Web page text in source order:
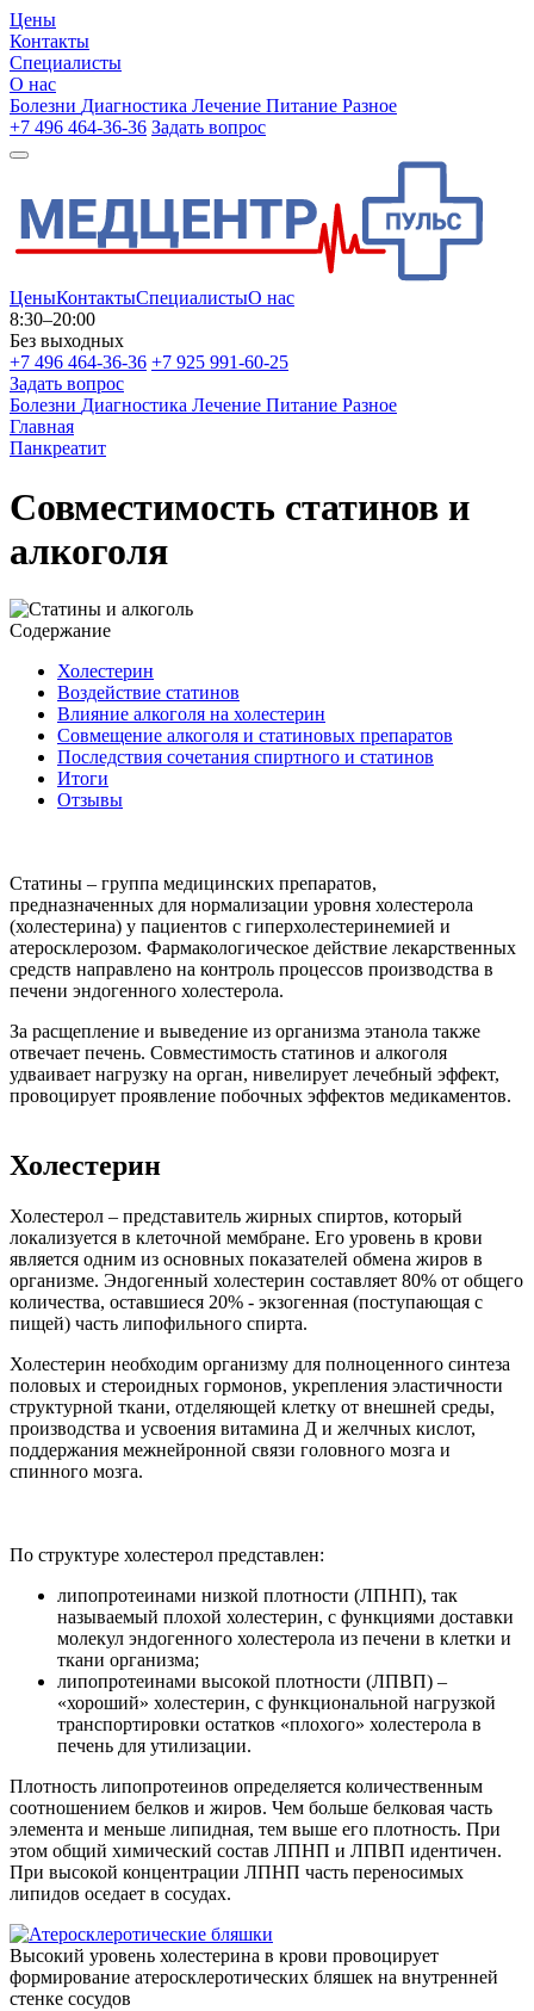
Цены
Контакты
Специалисты
О нас
Болезни Диагностика Лечение Питание Разное
+7 496 464-36-36 Задать вопрос
ЦеныКонтактыСпециалистыО нас
8:30–20:00
Без выходных
+7 496 464-36-36 +7 925 991-60-25
Задать вопрос
Болезни Диагностика Лечение Питание Разное
Главная
Панкреатит
Совместимость статинов и
алкоголя
Содержание
Холестерин
Воздействие статинов
Влияние алкоголя на холестерин
Совмещение алкоголя и статиновых препаратов
Последствия сочетания спиртного и статинов
Итоги
Отзывы
Статины – группа медицинских препаратов,
предназначенных для нормализации уровня холестерола
(холестерина) у пациентов с гиперхолестеринемией и
атеросклерозом. Фармакологическое действие лекарственных
средств направлено на контроль процессов производства в
печени эндогенного холестерола.
За расщепление и выведение из организма этанола также
отвечает печень. Совместимость статинов и алкоголя
удваивает нагрузку на орган, нивелирует лечебный эффект,
провоцирует проявление побочных эффектов медикаментов.
Холестерин
Холестерол – представитель жирных спиртов, который
локализуется в клеточной мембране. Его уровень в крови
является одним из основных показателей обмена жиров в
организме. Эндогенный холестерин составляет 80% от общего
количества, оставшиеся 20% - экзогенная (поступающая с
пищей) часть липофильного спирта.
Холестерин необходим организму для полноценного синтеза
половых и стероидных гормонов, укрепления эластичности
структурной ткани, отделяющей клетку от внешней среды,
производства и усвоения витамина Д и желчных кислот,
поддержания межнейронной связи головного мозга и
спинного мозга.
По структуре холестерол представлен:
липопротеинами низкой плотности (ЛПНП), так
называемый плохой холестерин, с функциями доставки
молекул эндогенного холестерола из печени в клетки и
ткани организма;
липопротеинами высокой плотности (ЛПВП) –
«хороший» холестерин, с функциональной нагрузкой
транспортировки остатков «плохого» холестерола в
печень для утилизации.
Плотность липопротеинов определяется количественным
соотношением белков и жиров. Чем больше белковая часть
элемента и меньше липидная, тем выше его плотность. При
этом общий химический состав ЛПНП и ЛПВП идентичен.
При высокой концентрации ЛПНП часть переносимых
липидов оседает в сосудах.
Высокий уровень холестерина в крови провоцирует
формирование атеросклеротических бляшек на внутренней
стенке сосудов